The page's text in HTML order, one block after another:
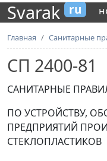
Svarak ru
Главная Санитарные
СП 2400-81
САНИТАРНЫЕ
ПО УСТРОЙСТВУ,
ПРЕДПРИЯТИЙ
СТЕКЛОПЛАСТИКОВ